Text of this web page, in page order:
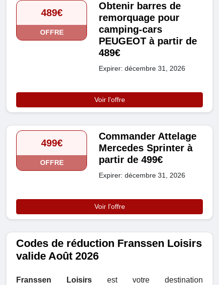
489€
OFFRE
Obtenir barres de
remorquage pour
camping-cars
PEUGEOT à partir de
489€
Expirer: décembre 31, 2026
Voir l'offre
499€
OFFRE
Commander Attelage
Mercedes Sprinter à
partir de 499€
Expirer: décembre 31, 2026
Voir l'offre
Codes de réduction Franssen Loisirs
valide Août 2026
Franssen Loisirs est votre destination